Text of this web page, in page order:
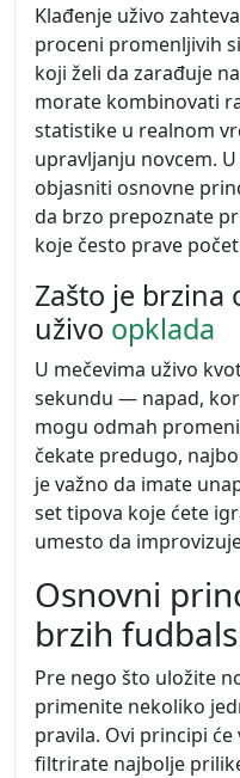
Klađenje uživo
proceni promenljivih
koji želi da zarađuje
morate kombinovati
statistike u realnom
upravljanju novcem.
objasniti osnovne
da brzo prepoznate
koje često prave
Zašto je brzina
uživo opklada
U mečevima uživo
sekundu — napad,
mogu odmah
čekate predugo,
je važno da imate
set tipova koje ćete
umesto da
Osnovni
brzih
Pre nego što uložite
primenite nekoliko
pravila. Ovi principi
filtrirate najbolje